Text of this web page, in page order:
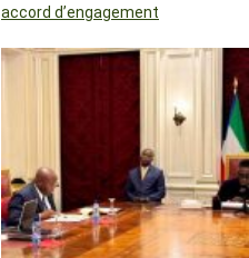
accord d’engagement